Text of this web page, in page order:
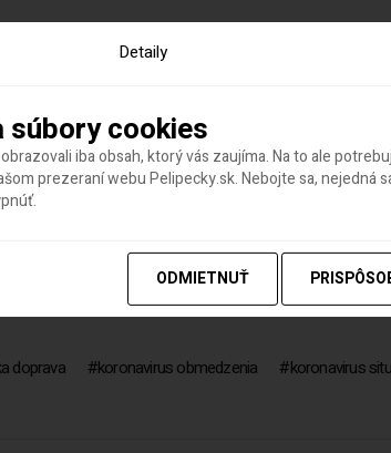
VIPa tiež nášWhatsApp kanál.
zahraničia a cashback u obľúbených
si konkrétnu destináciu.
doprava koronavirus obmedzenia
koronavirus
Detaily
cookies
iba obsah, ktorý vás zaujíma. Na to ale
prezeraní webu Pelipecky.sk. Nebojte sa, nejedná
ODMIETNUŤ